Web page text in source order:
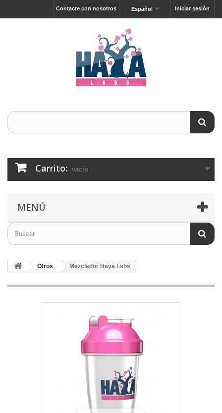
Iniciar sesión
Español
Contacte con nosotros
Carrito: vacío
MENÚ
Otros Mezclador Haya Labs